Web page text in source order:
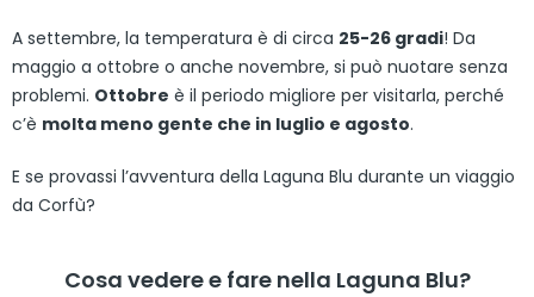
A settembre, la temperatura è di circa 25-26 gradi! Da
maggio a ottobre o anche novembre, si può nuotare senza
problemi. Ottobre è il periodo migliore per visitarla, perché
c’è molta meno gente che in luglio e agosto.
E se provassi l’avventura della Laguna Blu durante un viaggio
da Corfù?
Cosa vedere e fare nella Laguna Blu?